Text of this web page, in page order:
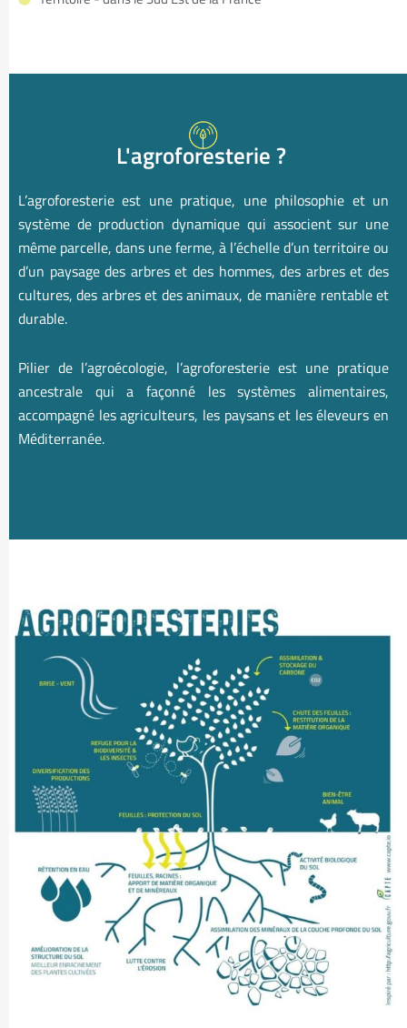
L'agroforesterie ?
L’agroforesterie est une pratique, une philosophie et un
système de production dynamique qui associent sur une
même parcelle, dans une ferme, à l’échelle d’un territoire ou
d’un paysage des arbres et des hommes, des arbres et des
cultures, des arbres et des animaux, de manière rentable et
durable.
Pilier de l’agroécologie, l’agroforesterie est une pratique
ancestrale qui a façonné les systèmes alimentaires,
accompagné les agriculteurs, les paysans et les éleveurs en
Méditerranée.